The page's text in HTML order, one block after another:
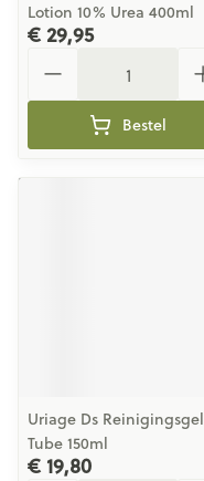
Lotion 10% Urea 400ml
€ 29,95
Bestel
Uriage Ds Reinigingsgel
Tube 150ml
€ 19,80